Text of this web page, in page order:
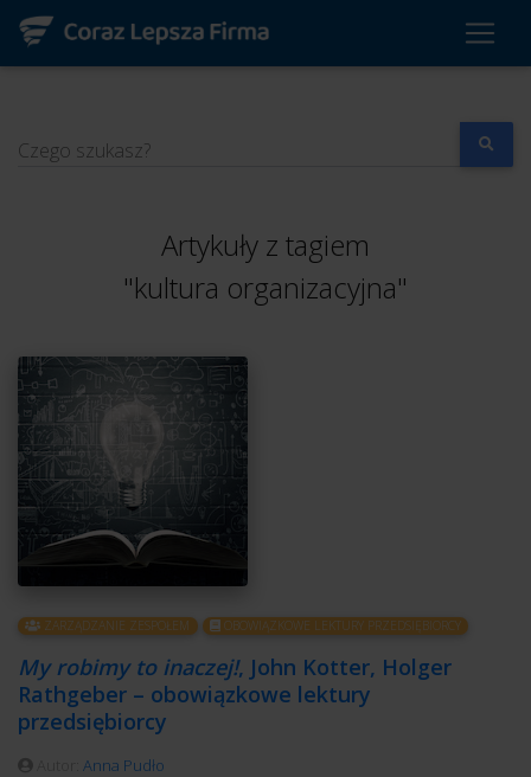
Czego szukasz?
Artykuły z tagiem
"kultura organizacyjna"
ZARZĄDZANIE ZESPOŁEM OBOWIĄZKOWE LEKTURY PRZEDSIĘBIORCY
My robimy to inaczej!, John Kotter, Holger
Rathgeber – obowiązkowe lektury
przedsiębiorcy
Anna Pudło